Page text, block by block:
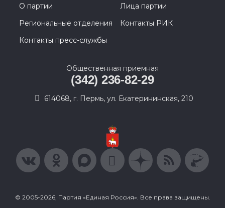
О партии
Лица партии
Региональные отделения
Контакты РИК
Контакты пресс-службы
Общественная приемная
(342) 236-82-29
614068, г. Пермь, ул. Екатерининская, 210
© 2005-2026, Партия «Единая Россия». Все права защищены.